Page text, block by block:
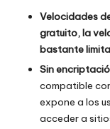
Velocidades
gratuito, la
bastante
Sin
compatible
expone a los
acceder a